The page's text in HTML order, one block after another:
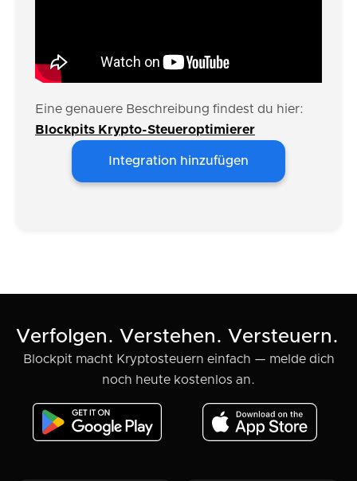
Eine genauere Beschreibung findest du hier:
Blockpits Krypto-Steueroptimierer
Integration hinzufügen
Verfolgen. Verstehen. Versteuern.
Blockpit macht Kryptosteuern einfach — melde dich
noch heute kostenlos an.